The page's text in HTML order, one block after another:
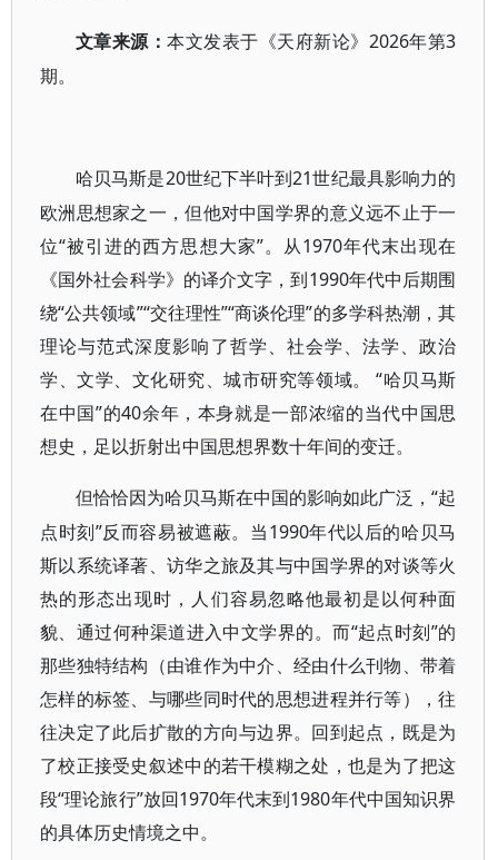
文章来源 ：本文发表于《天府新论》 2026年第3
期。
哈贝马斯是20世纪下半叶到21世纪最具影响力的
欧洲思想家之一，但他对中国学界的意义远不止于一
位“被引进的西方思想大家”。从1970年代末出现在
《国外社会科学》的译介文字，到1990年代中后期围
绕“公共领域”“交往理性”“商谈伦理”的多学科热潮，其
理论与范式深度影响了哲学、社会学、法学、政治
学、文学、文化研究、城市研究等领域。 “哈贝马斯
在中国”的40余年，本身就是一部浓缩的当代中国思
想史，足以折射出中国思想界数十年间的变迁。
但恰恰因为哈贝马斯在中国的影响如此广泛，“起
点时刻”反而容易被遮蔽。当1990年代以后的哈贝马
斯以系统译著、访华之旅及其与中国学界的对谈等火
热的形态出现时，人们容易忽略他最初是以何种面
貌、通过何种渠道进入中文学界的。而“起点时刻”的
那些独特结构（由谁作为中介、经由什么刊物、带着
怎样的标签、与哪些同时代的思想进程并行等），往
往决定了此后扩散的方向与边界。回到起点，既是为
了校正接受史叙述中的若干模糊之处，也是为了把这
段“理论旅行”放回1970年代末到1980年代中国知识界
的具体历史情境之中。